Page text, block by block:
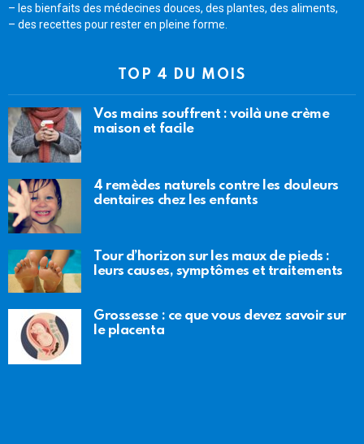
– les bienfaits des médecines douces, des plantes, des aliments,
– des recettes pour rester en pleine forme.
TOP 4 DU MOIS
Vos mains souffrent : voilà une crème
maison et facile
4 remèdes naturels contre les douleurs
dentaires chez les enfants
Tour d’horizon sur les maux de pieds :
leurs causes, symptômes et traitements
Grossesse : ce que vous devez savoir sur
le placenta